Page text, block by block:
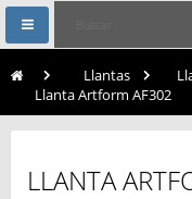
Navegación
Toggle
Llantas
Llanta Artform AF302
LLANTA